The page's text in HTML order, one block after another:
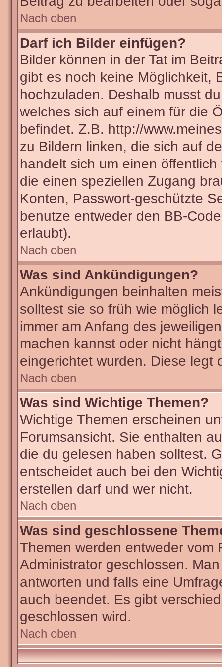
Nach oben
Darf ich Bilder einfügen?
Bilder können in der Tat im
gibt es noch keine Möglichkeit,
hochzuladen. Deshalb musst
welches sich auf einem für die
befindet. Z.B. http://
zu Bildern linken, die sich auf
handelt sich um einen
die einen speziellen Zugang
Konten, Passwort-geschützte
benutze entweder den BB-
erlaubt).
Nach oben
Was sind Ankündigungen?
Ankündigungen beinhalten
solltest sie so früh wie möglich
immer am Anfang des
machen kannst oder nicht
eingerichtet wurden. Diese legt
Nach oben
Was sind Wichtige Themen?
Wichtige Themen erscheinen
Forumsansicht. Sie enthalten
die du gelesen haben solltest.
entscheidet auch bei den
erstellen darf und wer nicht.
Nach oben
Was sind geschlossene
Themen werden entweder vom
Administrator geschlossen.
antworten und falls eine
auch beendet. Es gibt
geschlossen wird.
Nach oben